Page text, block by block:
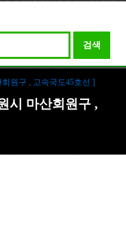
검색
원구 , 고속국도45호선 ]
시 마산회원구 ,